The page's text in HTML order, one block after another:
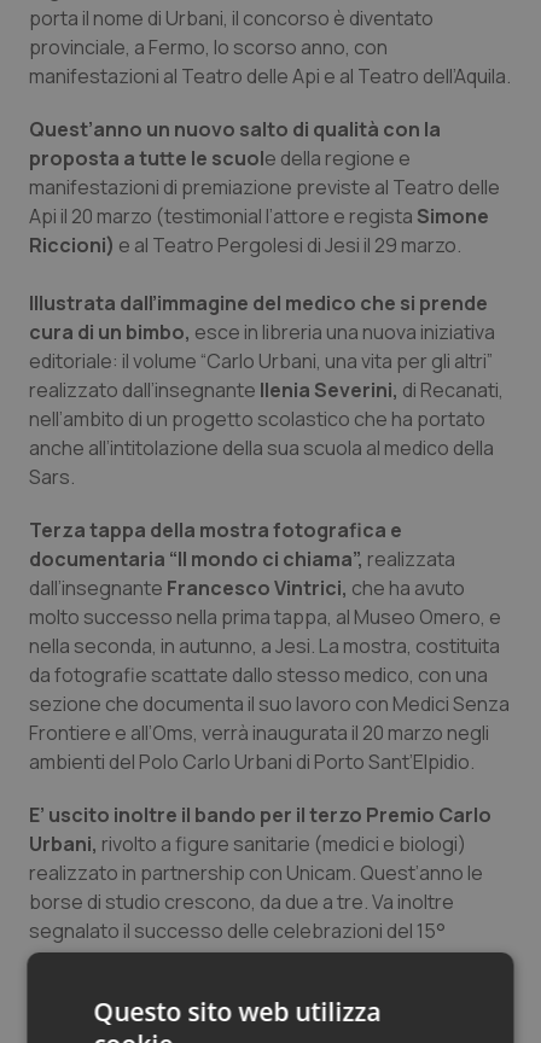
Veneto
Oncoematologia
Oncologia & Nutrizione
Psoriasi & pelle
Quotidiano Cardiologia
Quotidiano Oncologia
Quotidiano Pediatria
Rene & patologie urogenitali
Salute orale & impianti
Sangue & coagulazione
Tiroide
Tumore al seno
Tumori del Polmone & Testa Collo
Tumori gastrointestinali
Vaccini
porta il nome di Urbani, il concorso è diventato
provinciale, a Fermo, lo scorso anno, con
manifestazioni al Teatro delle Api e al Teatro dell’Aquila.
Quest’anno un nuovo salto di qualità con la
proposta a tutte le scuole della regione e
manifestazioni di premiazione previste al Teatro delle
Api il 20 marzo (testimonial l’attore e regista Simone
Riccioni) e al Teatro Pergolesi di Jesi il 29 marzo.
Illustrata dall’immagine del medico che si prende
cura di un bimbo, esce in libreria una nuova iniziativa
editoriale: il volume “Carlo Urbani, una vita per gli altri”
realizzato dall’insegnante Ilenia Severini, di Recanati,
nell’ambito di un progetto scolastico che ha portato
anche all’intitolazione della sua scuola al medico della
Sars.
Terza tappa della mostra fotografica e
documentaria “Il mondo ci chiama”, realizzata
dall’insegnante Francesco Vintrici, che ha avuto
molto successo nella prima tappa, al Museo Omero, e
nella seconda, in autunno, a Jesi. La mostra, costituita
da fotografie scattate dallo stesso medico, con una
sezione che documenta il suo lavoro con Medici Senza
Frontiere e all’Oms, verrà inaugurata il 20 marzo negli
ambienti del Polo Carlo Urbani di Porto Sant’Elpidio.
E’ uscito inoltre il bando per il terzo Premio Carlo
Urbani, rivolto a figure sanitarie (medici e biologi)
realizzato in partnership con Unicam. Quest’anno le
borse di studio crescono, da due a tre. Va inoltre
segnalato il successo delle celebrazioni del 15°
anniversario, culminate con il ricordo di Carlo Urbani,
membri Oms, a Ginevra. La figura di Carlo è stata
Questo sito web utilizza